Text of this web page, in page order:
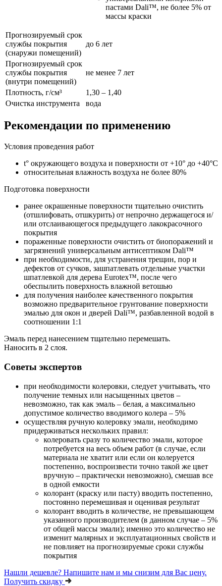
пастами Dali™, не более 5% от
массы краски
Прогнозируемый срок
службы покрытия
(снаружи помещений)
до 6 лет
Прогнозируемый срок
службы покрытия
(внутри помещений)
не менее 7 лет
Плотность, г/см³
1,30 – 1,40
Очистка инструмента
вода
Рекомендации по применению
Условия проведения работ
t° окружающего воздуха и поверхности от +10° до +40°С
относительная влажность воздуха не более 80%
Подготовка поверхности
ранее окрашенные поверхности тщательно очистить
(отшлифовать, отшкурить) от непрочно держащегося и/
или отслаивающегося предыдущего лакокрасочного
покрытия
пораженные поверхности очистить от биопоражений и
загрязнений универсальным антисептиком Dali™
при необходимости, для устранения трещин, пор и
дефектов от сучков, зашпатлевать отдельные участки
шпатлевкой для дерева Eurotex™, после чего
обеспылить поверхность влажной ветошью
для получения наиболее качественного покрытия
возможно предварительное грунтование поверхности
эмалью для окон и дверей Dali™, разбавленной водой в
соотношении 1:1
Эмаль перед нанесением тщательно перемешать.
Наносить в 2 слоя.
Советы экспертов
при необходимости колеровки, следует учитывать, что
получение темных или насыщенных цветов –
невозможно, так как эмаль – белая, а максимально
допустимое количество вводимого колера – 5%
осуществляя ручную колеровку эмали, необходимо
придерживаться нескольких правил:
колеровать сразу то количество эмали, которое
потребуется на весь объем работ (в случае, если
материала не хватит или если он колеруется
постепенно, воспроизвести точно такой же цвет
вручную – практически невозможно), смешав все
в одной емкости
колорант (краску или пасту) вводить постепенно,
постоянно перемешивая и оценивая результат
колорант вводить в количестве, не превышающем
указанного производителем (в данном случае – 5%
от общей массы эмали); именно это количество не
изменит малярных и эксплуатационных свойств и
не повлияет на прогнозируемые сроки службы
покрытия
Нашли дешевле? Напишите нам и мы снизим для Вас цену.
Получить скидку